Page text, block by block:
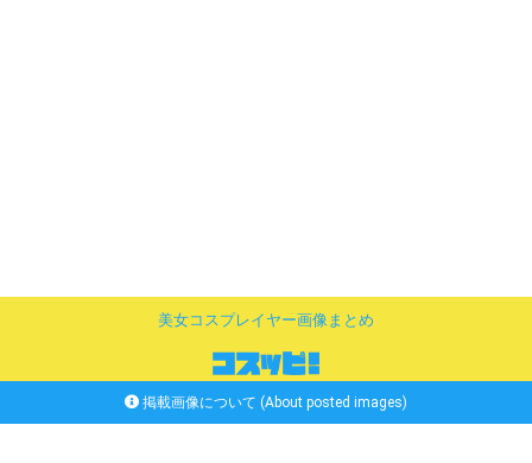
美女コスプレイヤー画像まとめ
掲載画像について (About posted images)